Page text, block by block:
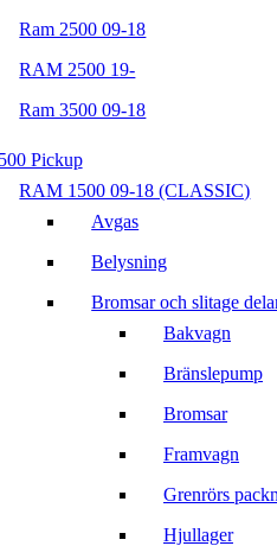
Ram 2500 09-18
RAM 2500 19-
Ram 3500 09-18
Pickup
RAM 1500 09-18 (CLASSIC)
Avgas
Belysning
Bromsar och slitage
Bakvagn
Bränslepump
Bromsar
Framvagn
Grenrörs
Hjullager